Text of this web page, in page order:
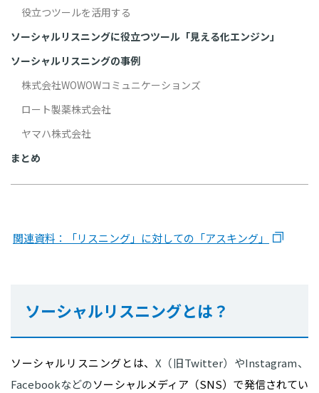
役立つツールを活用する
ソーシャルリスニングに役立つツール「見える化エンジン」
ソーシャルリスニングの事例
株式会社WOWOWコミュニケーションズ
ロート製薬株式会社
ヤマハ株式会社
まとめ
関連資料：「リスニング」に対しての「アスキング」
ソーシャルリスニングとは？
ソーシャルリスニングとは、 X（旧Twitter）やInstagram、
Facebookなどのソーシャルメディア（SNS）で発信されてい